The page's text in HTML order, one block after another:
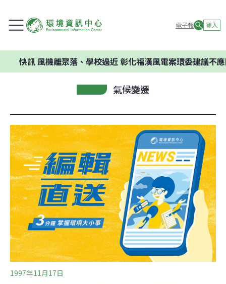
電子報 登入
風機離聚落、學校過近 彰化福漢風電案環委建議不應開發
氣候變遷
1997年11月17日